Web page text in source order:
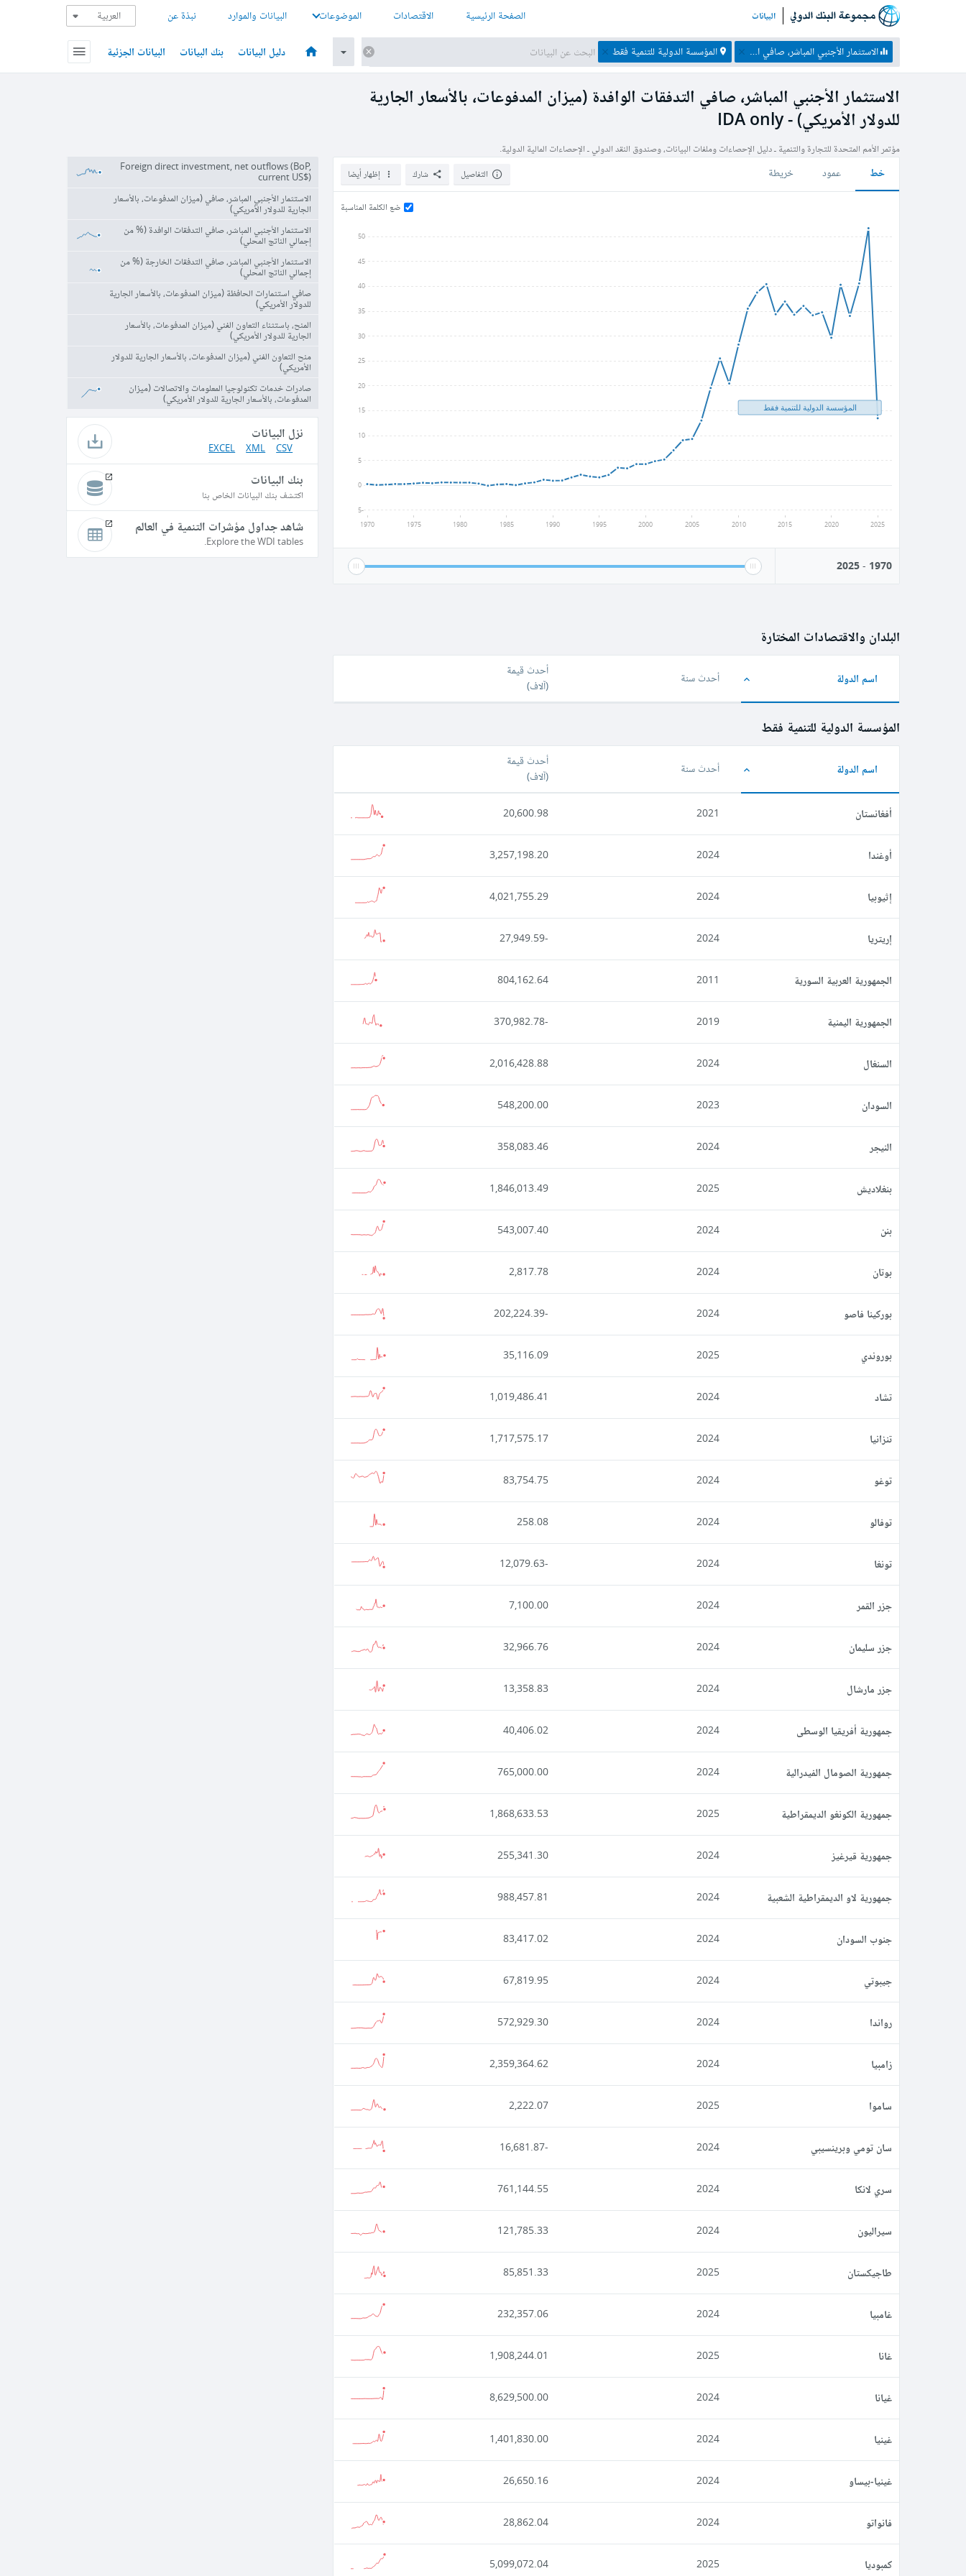
البيانات الصفحة الرئيسية الاقتصادات الموضوعات البيانات والموارد نبذة عن
الاستثمار الأجنبي المباشر، صافي التدفقات الوافدة (ميزان المدفوعات، بالأسعار الجارية للدولار الأمريكي) المؤسسة الدولية للتنمية فقط دليل البيانات بنك البيانات البيانات الجزئية
الاستثمار الأجنبي المباشر، صافي التدفقات الوافدة (ميزان المدفوعات، بالأسعار الجارية
للدولار الأمريكي) - IDA only
مؤتمر الأمم المتحدة للتجارة والتنمية ـ دليل الإحصاءات وملفات البيانات، وصندوق النقد الدولي ـ الإحصاءات المالية الدولية.
خط عمود خريطة إظهار أيضا شارك التفاصيل
ضع الكلمة المناسبة
1970 1975 1980 1985 1990 1995 2000 2005 2010 2015 2020 2025
-5
0
5
10
15
20
25
30
35
40
45
50
المؤسسة الدولية للتنمية فقط
1970
-
2025
Foreign direct investment, net outflows (BoP,
current US$)
الاستثمار الأجنبي المباشر، صافي (ميزان المدفوعات، بالأسعار
الجارية للدولار الأمريكي)
الاستثمار الأجنبي المباشر، صافي التدفقات الوافدة (% من
إجمالي الناتج المحلي)
الاستثمار الأجنبي المباشر، صافي التدفقات الخارجة (% من
إجمالي الناتج المحلي)
صافي استثمارات الحافظة (ميزان المدفوعات، بالأسعار الجارية
للدولار الأمريكي)
المنح، باستثناء التعاون الفني (ميزان المدفوعات، بالأسعار
الجارية للدولار الأمريكي)
منح التعاون الفني (ميزان المدفوعات، بالأسعار الجارية للدولار
الأمريكي)
صادرات خدمات تكنولوجيا المعلومات والاتصالات (ميزان
المدفوعات، بالأسعار الجارية للدولار الأمريكي)
نزل البيانات
CSV
XML
EXCEL
بنك البيانات
اكتشف بنك البيانات الخاص بنا
شاهد جداول مؤشرات التنمية في العالم
Explore the WDI tables.
البلدان والاقتصادات المختارة
اسم الدولة أحدث سنة
أحدث قيمة
(آلاف)
المؤسسة الدولية للتنمية فقط
اسم الدولة أحدث سنة
أحدث قيمة
(آلاف)
أفغانستان 2021
20,600.98
أوغندا 2024
3,257,198.20
إثيوبيا 2024
4,021,755.29
إريتريا 2024
-27,949.59
الجمهورية العربية السورية 2011
804,162.64
الجمهورية اليمنية 2019
-370,982.78
السنغال 2024
2,016,428.88
السودان 2023
548,200.00
النيجر 2024
358,083.46
بنغلاديش 2025
1,846,013.49
بنن 2024
543,007.40
بوتان 2024
2,817.78
بوركينا فاصو 2024
-202,224.39
بوروندي 2025
35,116.09
تشاد 2024
1,019,486.41
تنزانيا 2024
1,717,575.17
توغو 2024
83,754.75
توفالو 2024
258.08
تونغا 2024
-12,079.63
جزر القمر 2024
7,100.00
جزر سليمان 2024
32,966.76
جزر مارشال 2024
13,358.83
جمهورية أفريقيا الوسطى 2024
40,406.02
جمهورية الصومال الفيدرالية 2024
765,000.00
جمهورية الكونغو الديمقراطية 2025
1,868,633.53
جمهورية قيرغيز 2024
255,341.30
جمهورية لاو الديمقراطية الشعبية 2024
988,457.81
جنوب السودان 2024
83,417.02
جيبوتي 2024
67,819.95
رواندا 2024
572,929.30
زامبيا 2024
2,359,364.62
ساموا 2025
2,222.07
سان تومي وبرينسيبي 2024
-16,681.87
سري لانكا 2024
761,144.55
سيراليون 2024
121,785.33
طاجيكستان 2025
85,851.33
غامبيا 2024
232,357.06
غانا 2025
1,908,244.01
غيانا 2024
8,629,500.00
غينيا 2024
1,401,830.00
غينيا-بيساو 2024
26,650.16
فانواتو 2024
28,862.04
كمبوديا 2025
5,099,072.04